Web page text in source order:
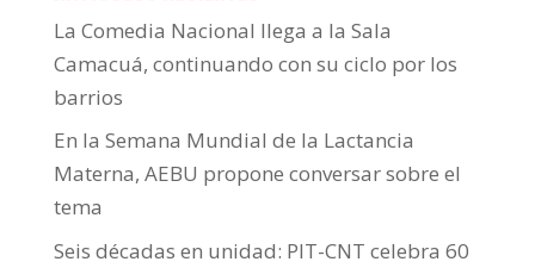
La Comedia Nacional llega a la Sala
Camacuá, continuando con su ciclo por los
barrios
En la Semana Mundial de la Lactancia
Materna, AEBU propone conversar sobre el
tema
Seis décadas en unidad: PIT-CNT celebra 60